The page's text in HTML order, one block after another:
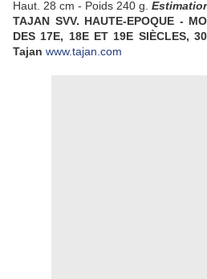
Haut. 28 cm - Poids 240 g.
TAJAN SVV. HAUTE-EPOQUE -
DES 17E, 18E ET 19E SIÈCLES,
Tajan www.tajan.com